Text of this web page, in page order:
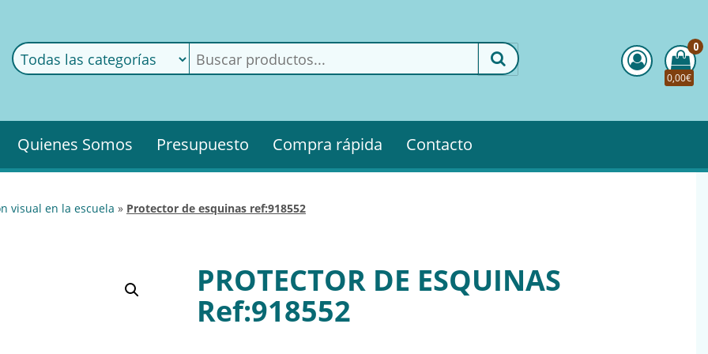
0
0,00€
Quienes Somos Presupuesto Compra rápida Contacto
visual en la escuela » protector de esquinas ref:918552
PROTECTOR DE ESQUINAS
Ref:918552